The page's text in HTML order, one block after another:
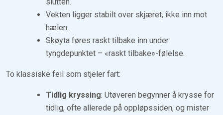
Vekten ligger stabilt over skjæret, ikke inn mot
hælen.
Skøyta føres raskt tilbake inn under
tyngdepunktet – «raskt tilbake»-følelse.
To klassiske feil som stjeler fart:
Tidlig kryssing: Utøveren begynner å krysse for
tidlig, ofte allerede på oppløpssiden, og mister